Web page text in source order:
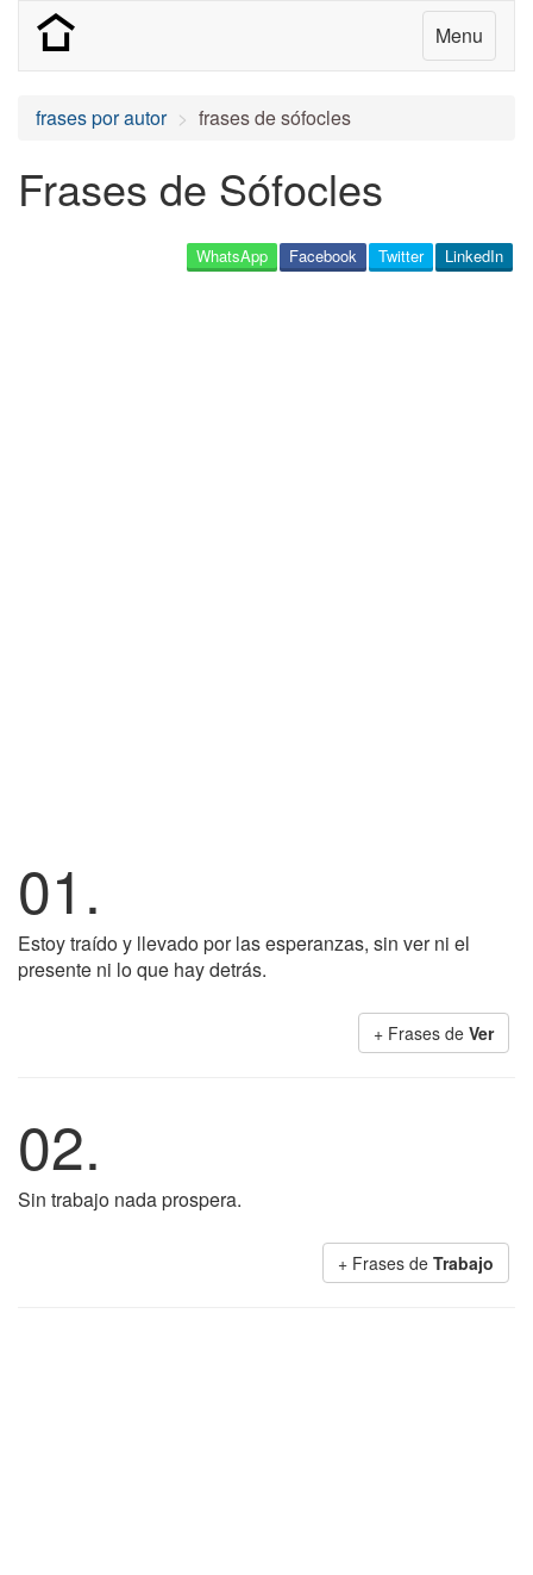
Menu
frases por autor frases de sófocles
Frases de Sófocles
LinkedIn
Twitter
Facebook
WhatsApp
01.
Estoy traído y llevado por las esperanzas, sin ver ni el
presente ni lo que hay detrás.
+ Frases de Ver
02.
Sin trabajo nada prospera.
+ Frases de Trabajo